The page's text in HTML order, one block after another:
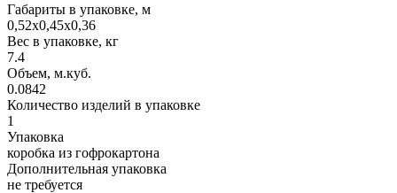
Габариты в упаковке, м
0,52х0,45х0,36
Вес в упаковке, кг
7.4
Объем, м.куб.
0.0842
Количество изделий в упаковке
1
Упаковка
коробка из гофрокартона
Дополнительная упаковка
не требуется